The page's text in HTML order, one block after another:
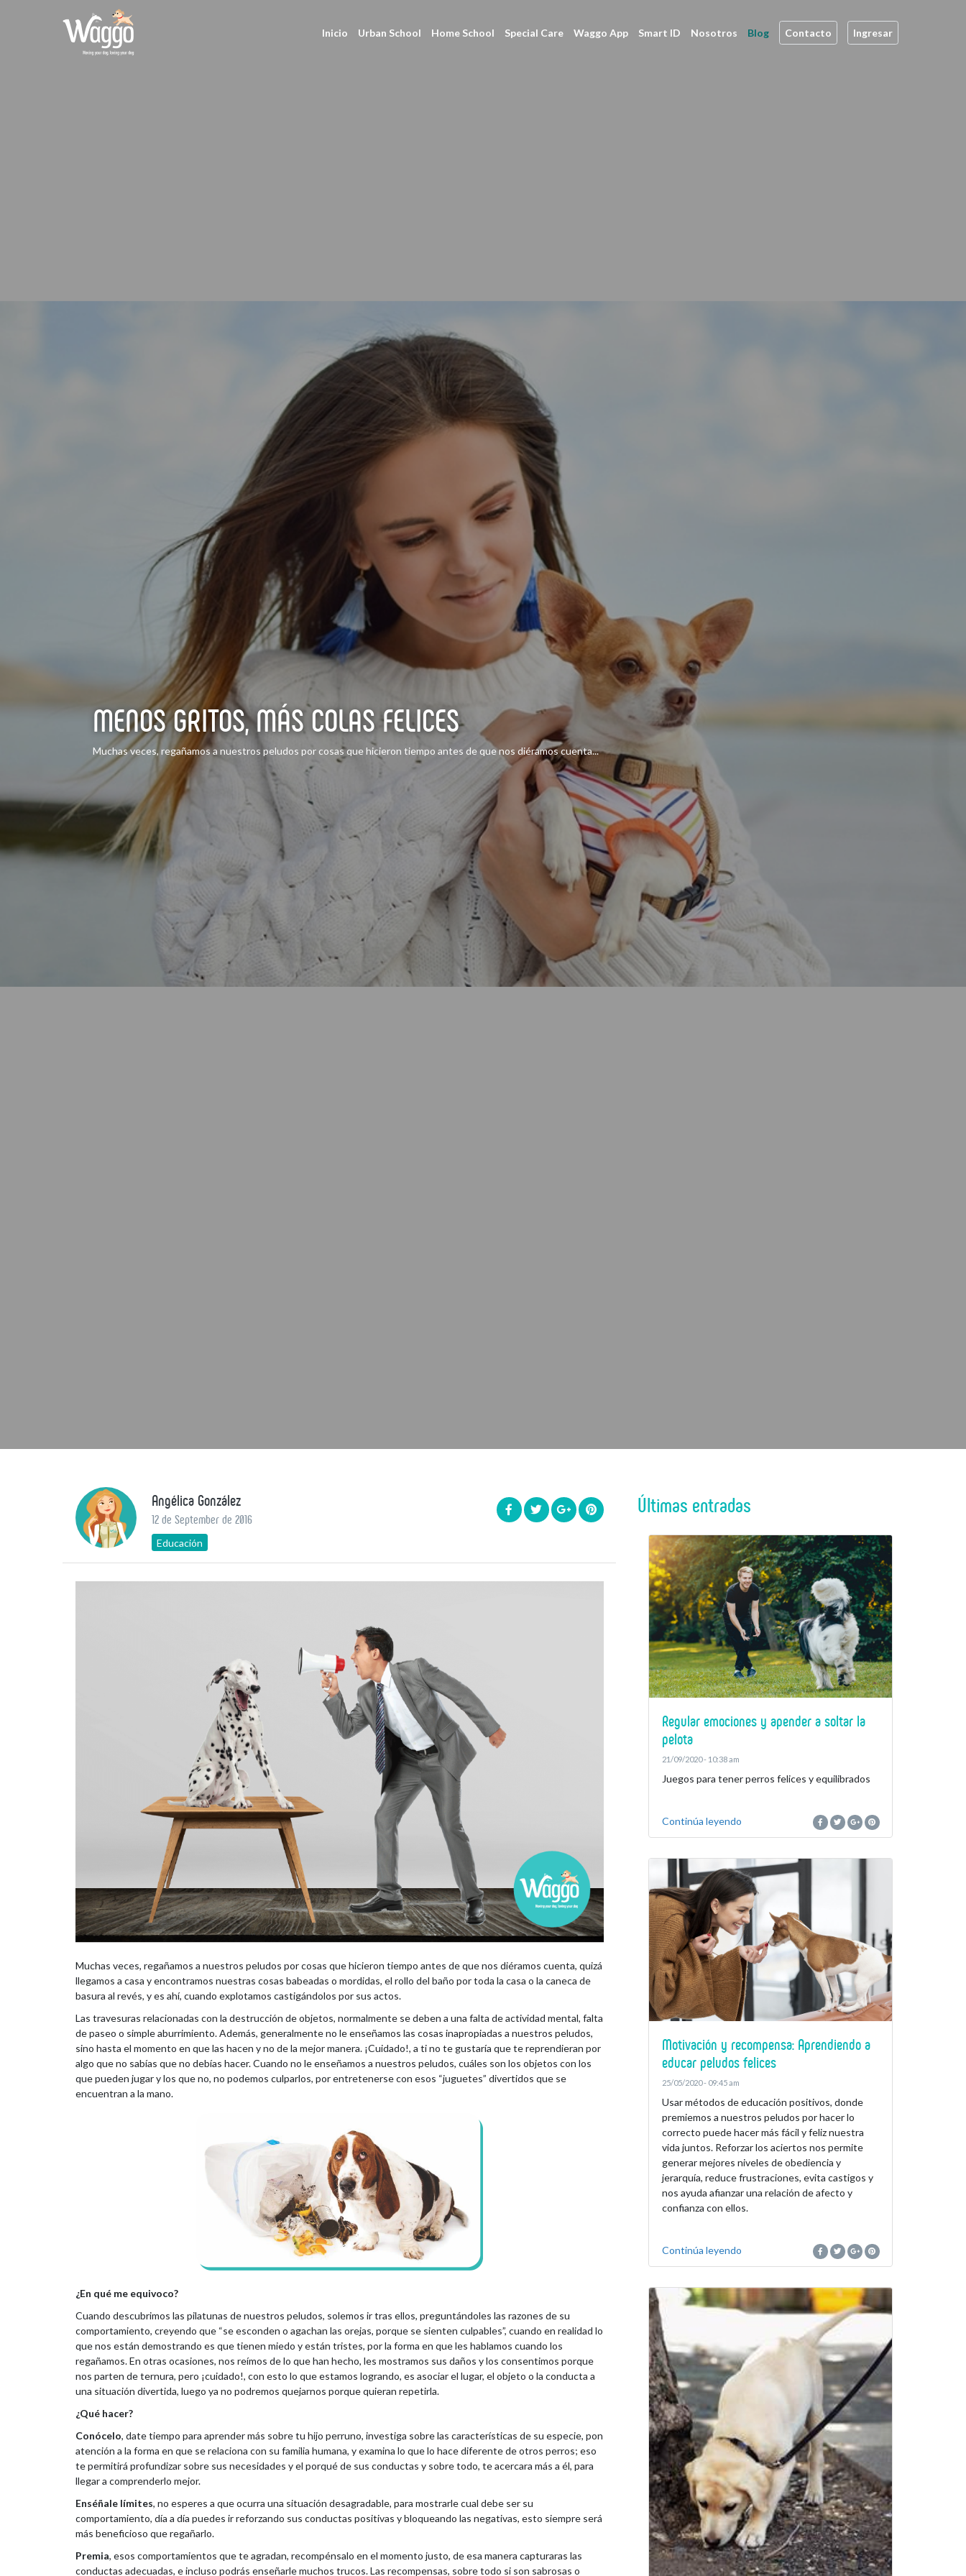
Inicio Urban School Home School Special Care Waggo App Smart ID Nosotros Blog(actual)Contacto Ingresar
MENOS GRITOS, MÁS COLAS FELICES
Muchas veces, regañamos a nuestros peludos por cosas que hicieron tiempo antes de que nos diéramos cuenta...
Angélica González
12 de September de 2016
Educación
Muchas veces, regañamos a nuestros peludos por cosas que hicieron tiempo antes de que nos diéramos cuenta, quizá
llegamos a casa y encontramos nuestras cosas babeadas o mordidas, el rollo del baño por toda la casa o la caneca de
basura al revés, y es ahí, cuando explotamos castigándolos por sus actos.
Las travesuras relacionadas con la destrucción de objetos, normalmente se deben a una falta de actividad mental, falta
de paseo o simple aburrimiento. Además, generalmente no le enseñamos las cosas inapropiadas a nuestros peludos,
sino hasta el momento en que las hacen y no de la mejor manera. ¡Cuidado!, a ti no te gustaría que te reprendieran por
algo que no sabías que no debías hacer. Cuando no le enseñamos a nuestros peludos, cuáles son los objetos con los
que pueden jugar y los que no, no podemos culparlos, por entretenerse con esos “juguetes” divertidos que se
encuentran a la mano.
¿En qué me equivoco?
Cuando descubrimos las pilatunas de nuestros peludos, solemos ir tras ellos, preguntándoles las razones de su
comportamiento, creyendo que “se esconden o agachan las orejas, porque se sienten culpables”, cuando en realidad lo
que nos están demostrando es que tienen miedo y están tristes, por la forma en que les hablamos cuando los
regañamos. En otras ocasiones, nos reímos de lo que han hecho, les mostramos sus daños y los consentimos porque
nos parten de ternura, pero ¡cuidado!, con esto lo que estamos logrando, es asociar el lugar, el objeto o la conducta a
una situación divertida, luego ya no podremos quejarnos porque quieran repetirla.
¿Qué hacer?
Conócelo, date tiempo para aprender más sobre tu hijo perruno, investiga sobre las características de su especie, pon
atención a la forma en que se relaciona con su familia humana, y examina lo que lo hace diferente de otros perros; eso
te permitirá profundizar sobre sus necesidades y el porqué de sus conductas y sobre todo, te acercara más a él, para
llegar a comprenderlo mejor.
Enséñale límites, no esperes a que ocurra una situación desagradable, para mostrarle cual debe ser su
comportamiento, día a día puedes ir reforzando sus conductas positivas y bloqueando las negativas, esto siempre será
más beneficioso que regañarlo.
Premia, esos comportamientos que te agradan, recompénsalo en el momento justo, de esa manera capturaras las
conductas adecuadas, e incluso podrás enseñarle muchos trucos. Las recompensas, sobre todo si son sabrosas o
Últimas entradas
Regular emociones y apender a soltar la
pelota
21/09/2020 - 10:38 am
Juegos para tener perros felices y equilibrados
Continúa leyendo
Motivación y recompensa: Aprendiendo a
educar peludos felices
25/05/2020 - 09:45 am
Usar métodos de educación positivos, donde
premiemos a nuestros peludos por hacer lo
correcto puede hacer más fácil y feliz nuestra
vida juntos. Reforzar los aciertos nos permite
generar mejores niveles de obediencia y
jerarquía, reduce frustraciones, evita castigos y
nos ayuda afianzar una relación de afecto y
confianza con ellos.
Continúa leyendo